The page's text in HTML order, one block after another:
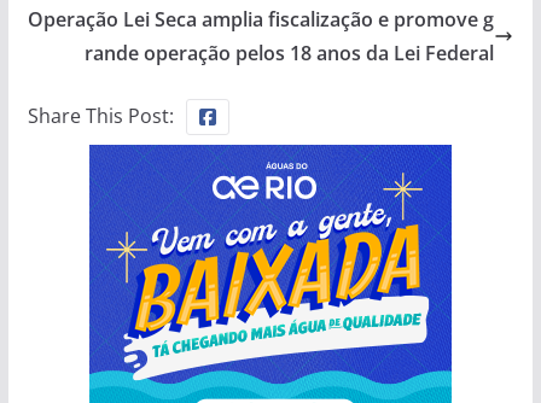
Operação Lei Seca amplia fiscalização e promove g
rande operação pelos 18 anos da Lei Federal
Share This Post: